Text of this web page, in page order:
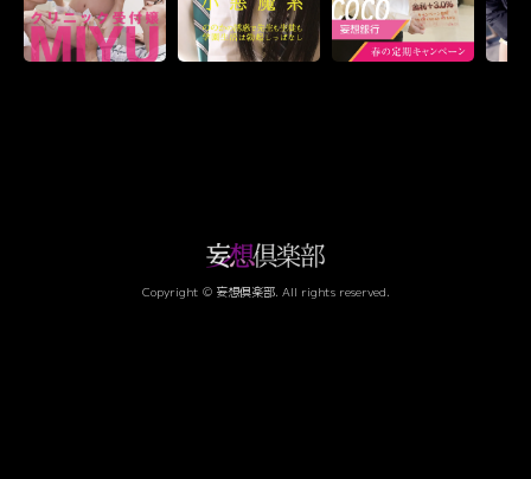
Copyright © 妄想倶楽部. All rights reserved.